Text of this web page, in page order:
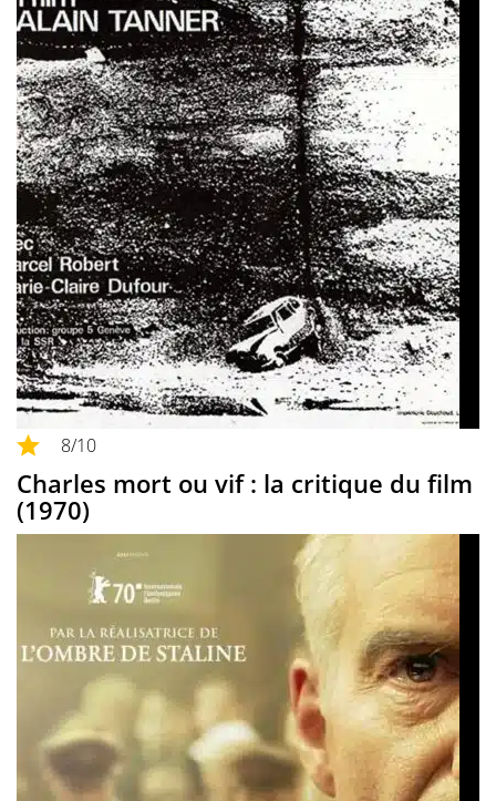
8/10
Charles mort ou vif : la critique du film
(1970)